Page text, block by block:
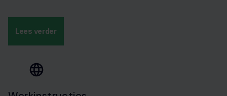
Lees verder